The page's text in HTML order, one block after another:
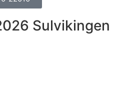
Sulvikingen